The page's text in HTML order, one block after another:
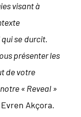
visant à
se durcit.
présenter les
de votre
« Reveal »
Akçora.